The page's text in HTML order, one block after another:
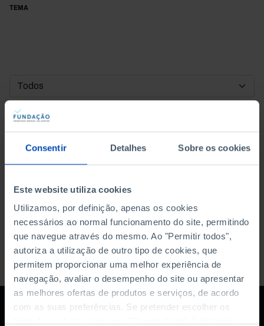
Consentir Detalhes Sobre os cookies
Este website utiliza cookies
Utilizamos, por definição, apenas os cookies
necessários ao normal funcionamento do site, permitindo
que navegue através do mesmo. Ao "Permitir todos",
autoriza a utilização de outro tipo de cookies, que
permitem proporcionar uma melhor experiência de
navegação, avaliar o desempenho do site ou apresentar
as melhores ofertas de produtos e serviços, de acordo
com as suas preferências. Se pretender escolher os
TEMA
DATA DE INÍCIO
DATA DE FIM